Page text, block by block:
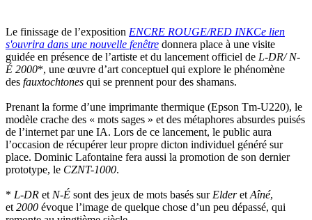
Le finissage de l’exposition ENCRE ROUGE/RED INKCe lien
s'ouvrira dans une nouvelle fenêtre donnera place à une visite
guidée en présence de l’artiste et du lancement officiel de L-DR/ N-
É 2000*, une œuvre d’art conceptuel qui explore le phénomène
des fauxtochtones qui se prennent pour des shamans.
Prenant la forme d’une imprimante thermique (Epson Tm-U220), le
modèle crache des « mots sages » et des métaphores absurdes puisés
de l’internet par une IA. Lors de ce lancement, le public aura
l’occasion de récupérer leur propre dicton individuel généré sur
place. Dominic Lafontaine fera aussi la promotion de son dernier
prototype, le CZNT-1000.
* L-DR et N-É sont des jeux de mots basés sur Elderet Aîné,
et 2000 évoque l’image de quelque chose d’un peu dépassé, qui